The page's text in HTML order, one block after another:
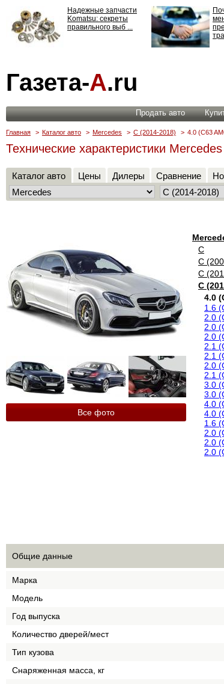
Надежные запчасти
Komatsu: секреты
правильного выб ...
ответственности: все,
что нужно знать ...
Газета-А.ru
Продать авто
Главная > Каталог авто > Mercedes > C (2014-2018) > 4.0 (C63
Технические характеристики
Каталог авто Цены Дилеры Сравнение
Все фото
C
C
C
C
4.0
1.6
2.0
2.0
2.0
2.1
2.1
2.0
2.1
3.0
3.0
4.0
4.0
1.6
2.0
2.0
2.0
Общие данные
Марка
Модель
Год выпуска
Количество дверей/мест
Тип кузова
Снаряженная масса, кг